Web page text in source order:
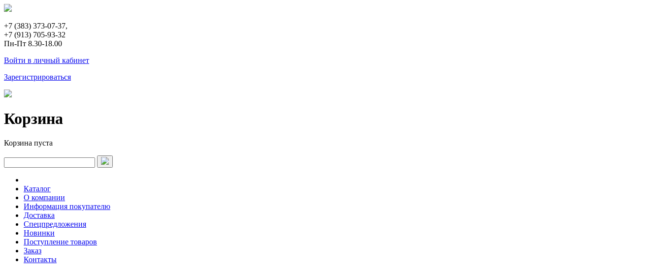
+7 (383) 373-07-37,
+7 (913) 705-93-32
Пн-Пт 8.30-18.00
Войти в личный кабинет
Зарегистрироваться
Корзина
Корзина пуста
Каталог
О компании
Информация покупателю
Доставка
Спецпредложения
Новинки
Поступление товаров
Заказ
Контакты